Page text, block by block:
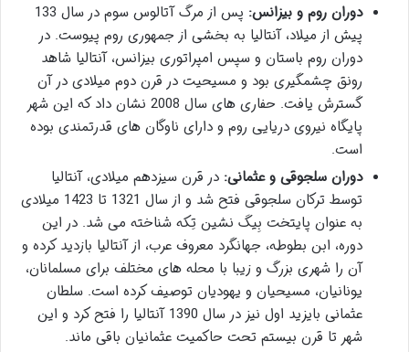
دوران روم و بیزانس:
پس از مرگ آتالوس سوم در سال 133
پیش از میلاد، آنتالیا به بخشی از جمهوری روم پیوست. در
دوران روم باستان و سپس امپراتوری بیزانس، آنتالیا شاهد
رونق چشمگیری بود و مسیحیت در قرن دوم میلادی در آن
گسترش یافت. حفاری های سال 2008 نشان داد که این شهر
پایگاه نیروی دریایی روم و دارای ناوگان های قدرتمندی بوده
است.
دوران سلجوقی و عثمانی: در قرن سیزدهم میلادی، آنتالیا
توسط ترکان سلجوقی فتح شد و از سال 1321 تا 1423 میلادی
به عنوان پایتخت بِیگ نشین تِکه شناخته می شد. در این
دوره، ابن بطوطه، جهانگرد معروف عرب، از آنتالیا بازدید کرده و
آن را شهری بزرگ و زیبا با محله های مختلف برای مسلمانان،
یونانیان، مسیحیان و یهودیان توصیف کرده است. سلطان
عثمانی بایزید اول نیز در سال 1390 آنتالیا را فتح کرد و این
شهر تا قرن بیستم تحت حاکمیت عثمانیان باقی ماند.